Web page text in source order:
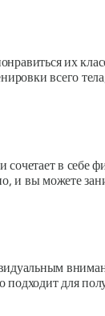
их
всего
в себе
и вы можете
подходит для